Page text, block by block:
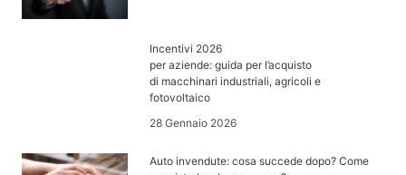
Incentivi 2026
per aziende: guida per l’acquisto
di macchinari industriali, agricoli e
fotovoltaico
28 Gennaio 2026
Auto invendute: cosa succede dopo? Come